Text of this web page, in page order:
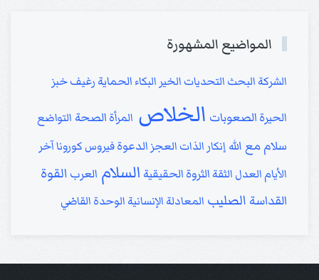
المواضيع المشهورة
الشركة البحث التحديات الخير البكاء الحماية رغيف خبز
الحيرة الصعوبات الخلاص المرأة الصحة التواضع
سلام مع الله إنكار الذات العجز الدعوةفيروس كوروناآخر
الأيام العدل الثقة الثروة الحقيقية السلام العرب القوة
القداسة الصليب المعادلة الإنسانية الوحدة القاضي